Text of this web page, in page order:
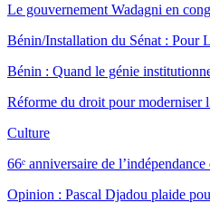
Le gouvernement Wadagni en
Bénin/Installation du Sénat :
Bénin : Quand le génie
Réforme du droit pour moderniser
Culture
66ᵉ anniversaire de
Opinion : Pascal Djadou plaide